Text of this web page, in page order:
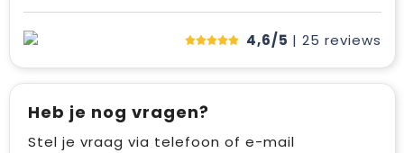
4,6/5 | 25 reviews
Heb je nog vragen?
Stel je vraag via telefoon of e-mail